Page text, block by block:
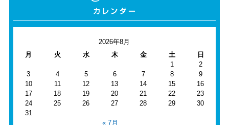
2026年8月
月
火 水 木 金 土
日
1
2
3
4 5 6 7 8
9
10
11 12 13 14 15
16
17
18 19 20 21 22
23
24
25 26 27 28 29
30
31
« 7月